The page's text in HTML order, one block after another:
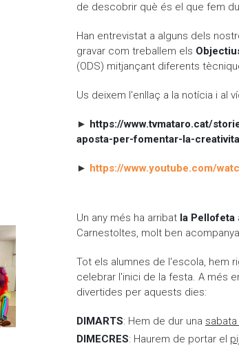
de descobrir què és el que fem
Han entrevistat a alguns dels
gravar com treballem els
(ODS) mitjançant diferents
Us deixem l'enllaç a la notícia i al
► https://www.tvmataro.cat/
aposta-per-fomentar-la-
► https://www.youtube.com/
Un any més ha arribat la Pellofeta
Carnestoltes, molt ben
Tot els alumnes de l'escola, hem
celebrar l'inici de la festa. A més
divertides per aquests dies:
DIMARTS: Hem de dur una
DIMECRES: Haurem de portar el